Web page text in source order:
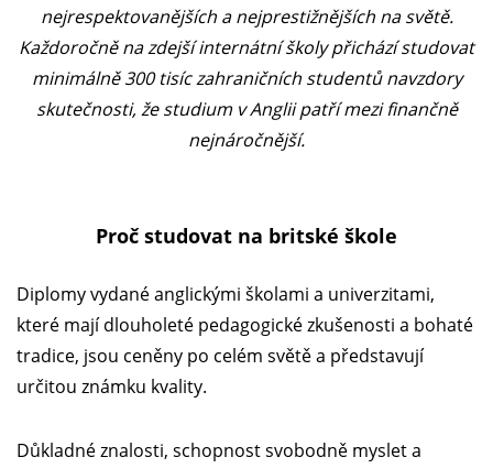
nejrespektovanějších a nejprestižnějších na světě.
Každoročně na zdejší internátní školy přichází studovat
minimálně 300 tisíc zahraničních studentů navzdory
skutečnosti, že studium v Anglii patří mezi finančně
nejnáročnější.
Proč studovat na britské škole
Diplomy vydané anglickými školami a univerzitami,
které mají dlouholeté pedagogické zkušenosti a bohaté
tradice, jsou ceněny po celém světě a představují
určitou známku kvality.
Důkladné znalosti, schopnost svobodně myslet a